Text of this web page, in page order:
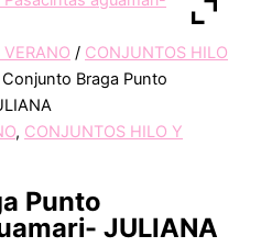
/ CONJUNTOS HILO
Braga Punto
, CONJUNTOS HILO Y
Punto
JULIANA